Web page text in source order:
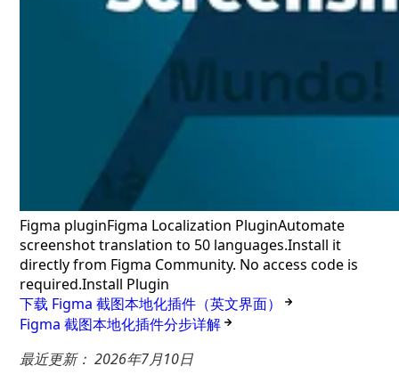
Figma pluginFigma Localization PluginAutomate
screenshot translation to 50 languages.Install it
directly from Figma Community. No access code is
required.Install Plugin
下载 Figma 截图本地化插件（英文界面）
Figma 截图本地化插件分步详解
最近更新：2026年7月10日